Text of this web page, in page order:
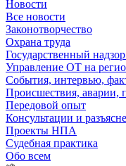
Новости
Все новости
Законотворчество
Охрана труда
Государственный
Управление ОТ на
События, интервью,
Происшествия, аварии,
Передовой опыт
Консультации и
Проекты НПА
Судебная практика
Обо всем